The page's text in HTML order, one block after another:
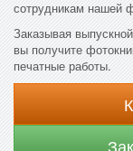
сотрудникам нашей
Заказывая
вы получите
печатные работы.